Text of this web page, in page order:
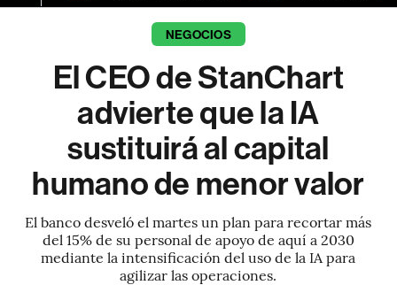
NEGOCIOS
El CEO de StanChart
advierte que la IA
sustituirá al capital
humano de menor valor
El banco desveló el martes un plan para recortar más
del 15% de su personal de apoyo de aquí a 2030
mediante la intensificación del uso de la IA para
agilizar las operaciones.